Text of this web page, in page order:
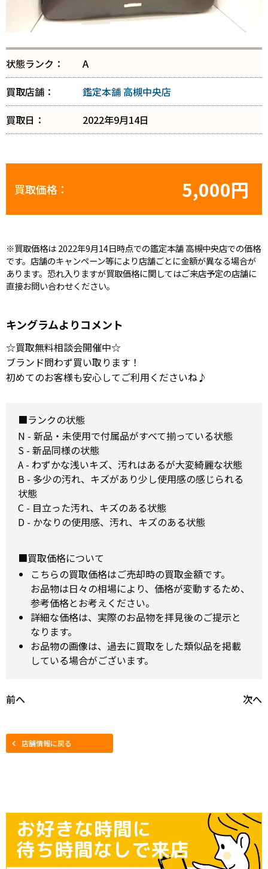
状態ランク：
A
買取店舗：
鑑定本舗 高槻中央店
買取日：
2022年9月14日
買取価格： 5,000円
※買取価格は 2022年9月14日時点での鑑定本舗 高槻中央店での価格
です。店舗のキャンペーン等により店舗ごとに金額が異なる場合が
あります。恐れ入りますが買取価格に関してはご来店予定の店舗に
直接お問い合わせください。
キングラムよりコメント
☆買取無料相談会開催中☆
ブランド問わず買い取ります！
初めてのお客様も安心してご利用くださいね♪
■ランクの状態
N - 新品・未使用で付属品がすべて揃っている状態
S - 新品同様の状態
A - わずかな浅いキズ、汚れはあるが大変綺麗な状態
B - 多少の汚れ、キズがあり少し使用感の感じられる
状態
C - 目立った汚れ、キズのある状態
D - かなりの使用感、汚れ、キズのある状態
■買取価格について
こちらの買取価格はご売却時の買取金額です。
お品物は日々の相場により、価格が変動するため、
参考価格とお考えください。
詳細な価格は、実際のお品物を拝見後のご提示と
なります。
お品物の画像は、過去に買取をした類似品を掲載
している場合がございます。
前へ 次へ
店舗情報に戻る